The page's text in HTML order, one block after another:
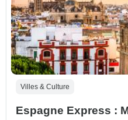
Villes & Culture
Espagne Express :